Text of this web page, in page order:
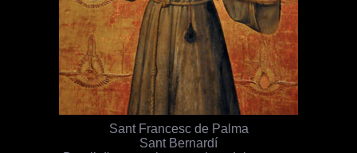
Sant Francesc de Palma
Sant Bernardí